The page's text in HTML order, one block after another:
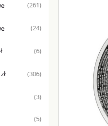
(261)
(24)
(6)
(306)
(3)
(5)